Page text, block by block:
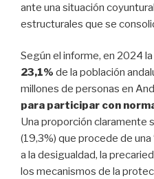
ante una situación
estructurales que se
Según el informe, en 2024
23,1% de la población
millones de personas en
para participar con
Una proporción claramente
(19,3%) que procede de
a la desigualdad, la
los mecanismos de la